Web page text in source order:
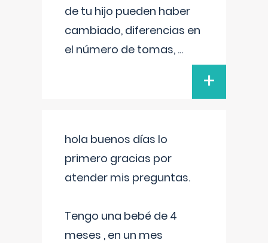
de tu hijo pueden haber
cambiado, diferencias en
el número de tomas, ...
+
hola buenos días lo
primero gracias por
atender mis preguntas.
Tengo una bebé de 4
meses , en un mes